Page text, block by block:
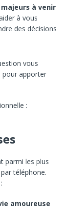
à venir
à vous
des décisions
vous
pour apporter
:
parmi les plus
téléphone.
amoureuse